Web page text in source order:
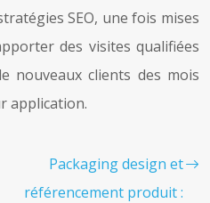
SEO, une fois mises
des visites qualifiées
nouveaux clients des mois
application.
Packaging design et
référencement produit :